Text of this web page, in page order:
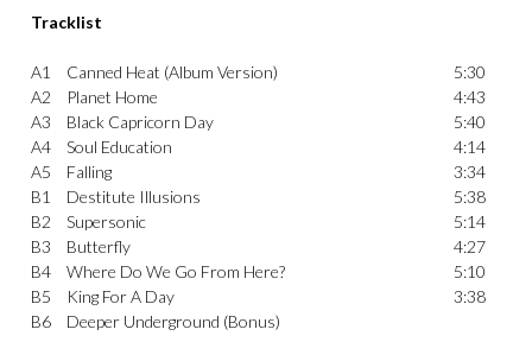
Tracklist
A1 Canned Heat (Album Version)
5:30
A2
Planet Home
4:43
A3
Black Capricorn Day
5:40
A4
Soul Education
4:14
A5
Falling
3:34
B1
Destitute Illusions
5:38
B2
Supersonic
5:14
B3
Butterfly
4:27
B4
Where Do We Go From Here?
5:10
B5
King For A Day
3:38
B6
Deeper Underground (Bonus)